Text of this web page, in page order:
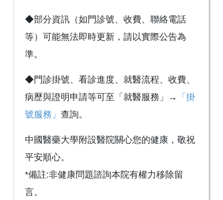
◆部分資訊（如門診號、收費、聯絡電話
等）可能無法即時更新，請以實際公告為
準。
◆門診掛號、看診進度、就醫流程、收費、
病歷與證明申請等可至「就醫服務」→
「掛
號服務」 查詢。
中國醫藥大學附設醫院關心您的健康，敬祝
平安順心。
*備註:非健康問題諮詢本院有權力移除留
言。